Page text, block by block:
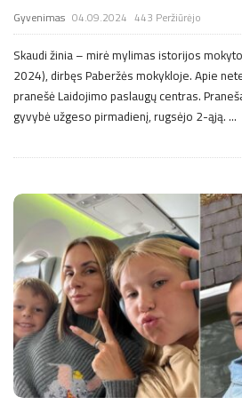
Gyvenimas 04.09.2024 443 Peržiūrėjo
Skaudi žinia – mirė mylimas istorijos
2024), dirbęs Paberžės mokykloje. Apie
pranešė Laidojimo paslaugų centras.
gyvybė užgeso pirmadienį, rugsėjo 2-ąją. …